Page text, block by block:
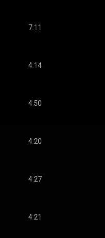
7:11
4:14
4:50
4:20
4:27
4:21